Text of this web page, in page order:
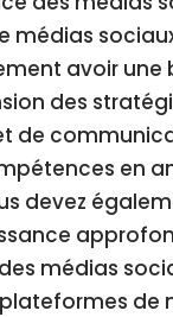
médias
avoir une
des
de
en
devez
médias
de